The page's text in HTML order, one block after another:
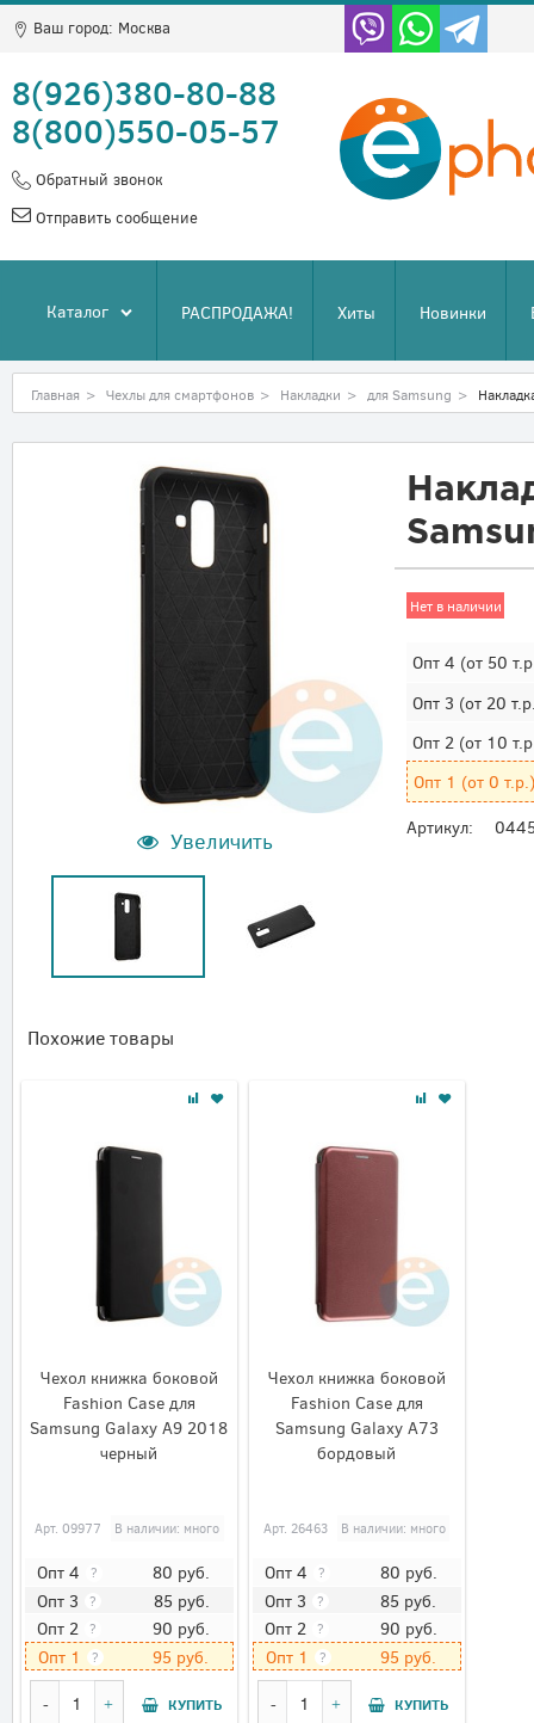
Ваш город: Москва
8(926)380-80-88
8(800)550-05-57
Обратный звонок
Отправить сообщение
Каталог РАСПРОДАЖА! Хиты Новинки
Главная > Чехлы для смартфонов > Накладки > для Samsung >
Увеличить
Нет в наличии
Опт 4 (от 50
Опт 3 (от 20
Опт 2(от 10
Опт 1 (от 0 т.р.)
Артикул:
Похожие товары
Чехол книжка боковой
Fashion Case для
Samsung Galaxy A9 2018
черный
Арт.09977 В наличии: много
Опт 4 ? 80 руб.
Опт 3 ? 85 руб.
Опт 2 ? 90 руб.
Опт 1 ? 95 руб.
КУПИТЬ
Чехол книжка боковой
Fashion Case для
Samsung Galaxy A73
бордовый
Арт. 26463 В наличии: много
Опт 4 ? 80 руб.
Опт 3 ? 85 руб.
Опт 2 ? 90 руб.
Опт 1 ? 95 руб.
КУПИТЬ